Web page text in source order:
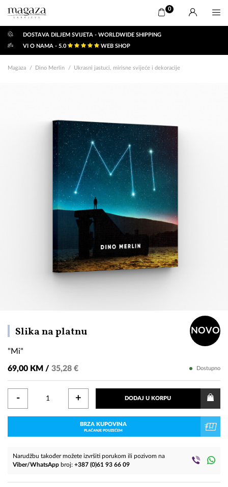
0
DOSTAVA DILJEM SVIJETA - WORLDWIDE SHIPPING
VI O NAMA - 5.0
WEB SHOP
Magaza Dino Merlin Ukrasni jastuci, mirisne svijeće i dekoracije
Slika na platnu"Mi" NOVO
"Mi"
69,00 KM / 35,28 € Dostupno
- + DODAJ U KORPU
BRZA KUPOVINA
PLAĆANJE POUZEĆEM
Narudžbu također možete izvršiti porukom ili pozivom na
Viber/WhatsApp broj: +387 (0)61 93 66 09